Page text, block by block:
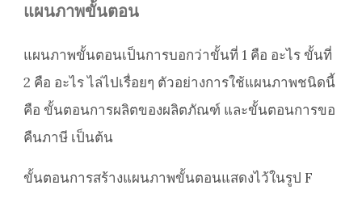
แผนภาพขั้นตอน
แผนภาพขั้นตอนเป็นการบอกว่าขั้นที่ 1 คือ อะไร ขั้นที่
2 คือ อะไร ไล่ไปเรื่อยๆ ตัวอย่างการใช้แผนภาพชนิดนี้
คือ ขั้นตอนการผลิตของผลิตภัณฑ์ และขั้นตอนการขอ
คืนภาษี เป็นต้น
ขั้นตอนการสร้างแผนภาพขั้นตอนแสดงไว้ในรูป F